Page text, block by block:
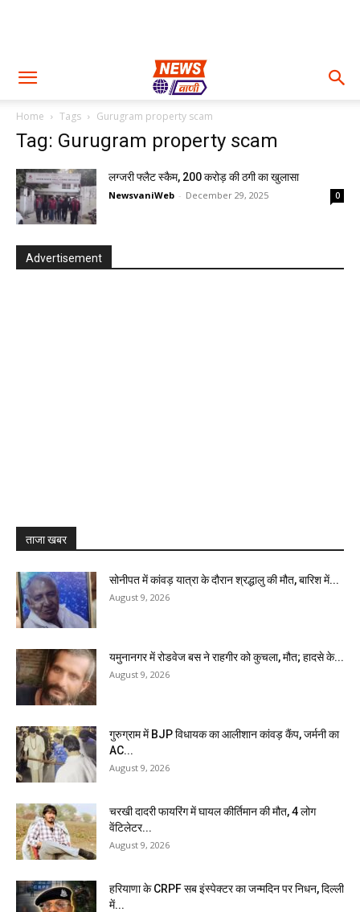
Home Tags Gurugram property scam
Tag: Gurugram property scam
लग्जरी फ्लैट स्कैम, 200 करोड़ की ठगी का खुलासा
NewsvaniWeb - December 29, 2025 0
Advertisement
ताजा खबर
सोनीपत में कांवड़ यात्रा के दौरान श्रद्धालु की मौत, बारिश में...
August 9, 2026
यमुनानगर में रोडवेज बस ने राहगीर को कुचला, मौत; हादसे के...
August 9, 2026
गुरुग्राम में BJP विधायक का आलीशान कांवड़ कैंप, जर्मनी का
AC...
August 9, 2026
चरखी दादरी फायरिंग में घायल कीर्तिमान की मौत, 4 लोग
वेंटिलेटर...
August 9, 2026
हरियाणा के CRPF सब इंस्पेक्टर का जन्मदिन पर निधन, दिल्ली
में...